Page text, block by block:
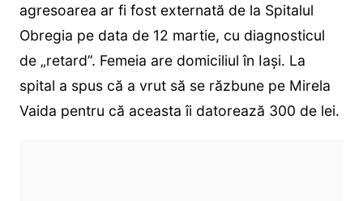
agresoarea ar fi fost externată de la Spitalul
Obregia pe data de 12 martie, cu diagnosticul
de „retard”. Femeia are domiciliul în Iași. La
spital a spus că a vrut să se răzbune pe Mirela
Vaida pentru că aceasta îi datorează 300 de lei.